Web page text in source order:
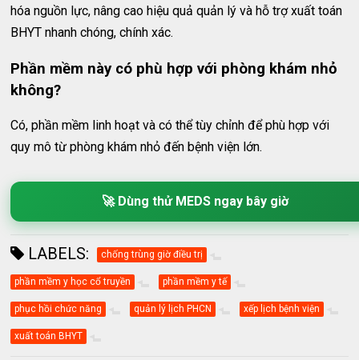
hóa nguồn lực, nâng cao hiệu quả quản lý và hỗ trợ xuất toán
BHYT nhanh chóng, chính xác.
Phần mềm này có phù hợp với phòng khám nhỏ
không?
Có, phần mềm linh hoạt và có thể tùy chỉnh để phù hợp với
quy mô từ phòng khám nhỏ đến bệnh viện lớn.
🚀 Dùng thử MEDS ngay bây giờ
LABELS: chống trùng giờ điều trị
phần mềm y học cổ truyền phần mềm y tế
phục hồi chức năng quản lý lịch PHCN xếp lịch bệnh viện
xuất toán BHYT